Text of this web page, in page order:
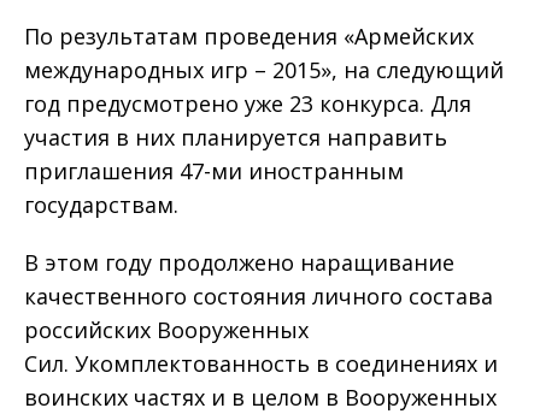
По результатам проведения «Армейских
международных игр – 2015», на следующий
год предусмотрено уже 23 конкурса. Для
участия в них планируется направить
приглашения 47-ми иностранным
государствам.
В этом году продолжено наращивание
качественного состояния личного состава
российских Вооруженных
Сил. Укомплектованность в соединениях и
воинских частях и в целом в Вооруженных